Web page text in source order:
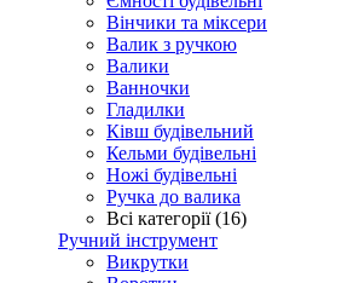
Вінчики та міксери
Валик з ручкою
Валики
Ванночки
Гладилки
Ківш будівельний
Кельми будівельні
Ножі будівельні
Ручка до валика
Всі категорії (16)
Ручний інструмент
Викрутки